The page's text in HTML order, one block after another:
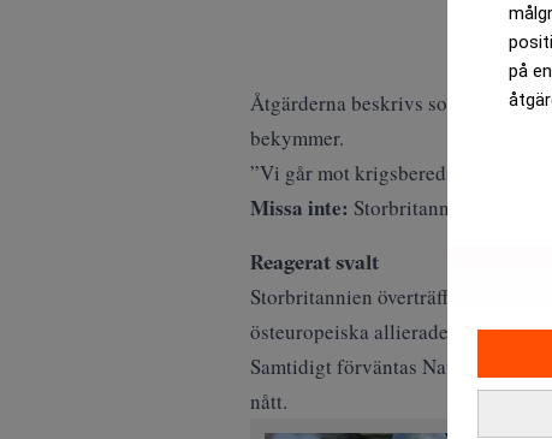
på
Åtgärderna beskrivs som
bekymmer.
”Vi går mot krigsberedskap”, säger
Missa inte: Storbritannien: ”Vi ska
Reagerat svalt
Storbritannien överträffade redan
östeuropeiska allierade som
Samtidigt förväntas Nato höja
nått.